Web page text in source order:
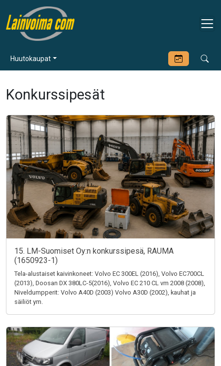
Huutokaupat
Konkurssipesät
15. LM-Suomiset Oy:n konkurssipesä, RAUMA
(1650923-1)
Tela-alustaiset kaivinkoneet: Volvo EC 300EL (2016), Volvo EC700CL
(2013), Doosan DX 380LC-5(2016), Volvo EC 210 CL vm 2008 (2008),
Niveldumpperit: Volvo A40D (2003) Volvo A30D (2002), kauhat ja
säiliöt ym.